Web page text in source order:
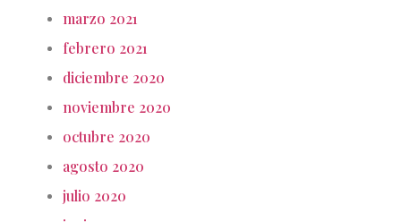
marzo 2021
febrero 2021
diciembre 2020
noviembre 2020
octubre 2020
agosto 2020
julio 2020